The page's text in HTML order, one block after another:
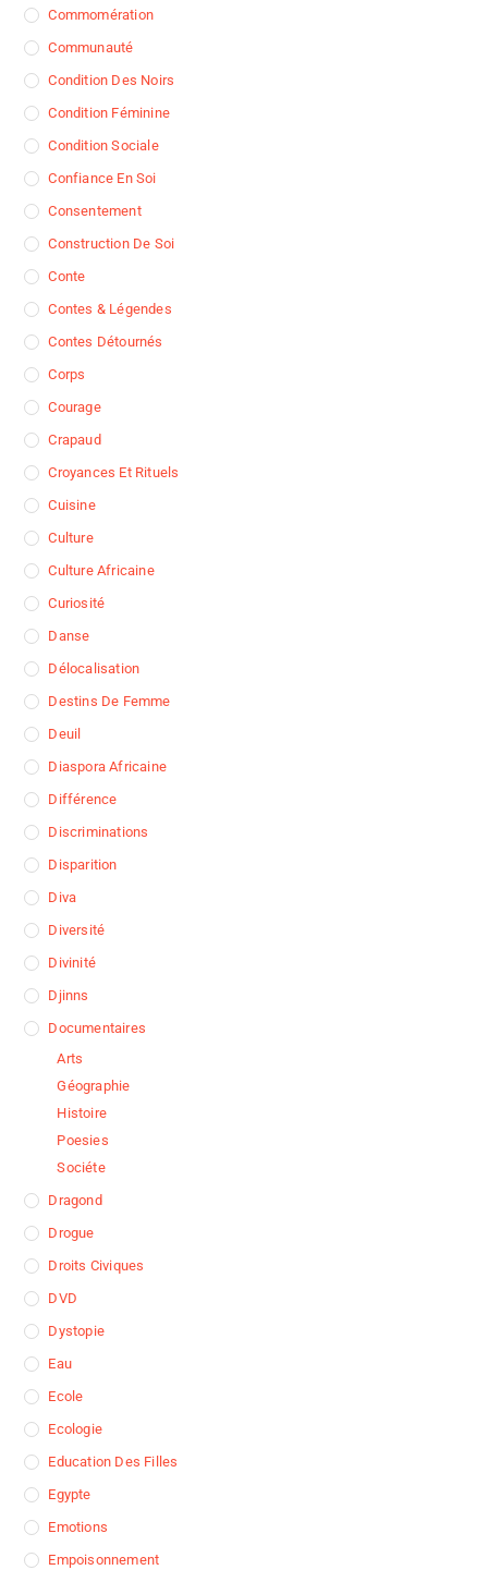
Commomération
Communauté
Condition Des Noirs
Condition Féminine
Condition Sociale
Confiance En Soi
Consentement
Construction De Soi
Conte
Contes & Légendes
Contes Détournés
Corps
Courage
Crapaud
Croyances Et Rituels
Cuisine
Culture
Culture Africaine
Curiosité
Danse
Délocalisation
Destins De Femme
Deuil
Diaspora Africaine
Différence
Discriminations
Disparition
Diva
Diversité
Divinité
Djinns
Documentaires
Arts
Géographie
Histoire
Poesies
Sociéte
Dragond
Drogue
Droits Civiques
DVD
Dystopie
Eau
Ecole
Ecologie
Education Des Filles
Egypte
Emotions
Empoisonnement